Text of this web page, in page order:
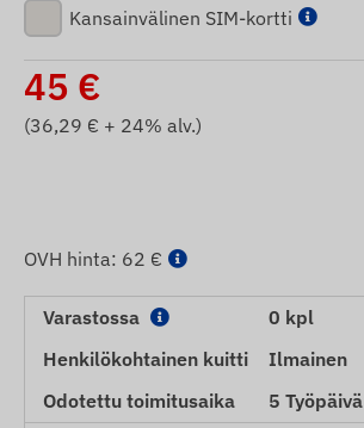
Kansainvälinen SIM-kortti
45 €
(36,29 € + 24% alv.)
OVH hinta: 62 €
Varastossa
0 kpl
Henkilökohtainen kuitti
Ilmainen
Odotettu toimitusaika
5 Työpäivä